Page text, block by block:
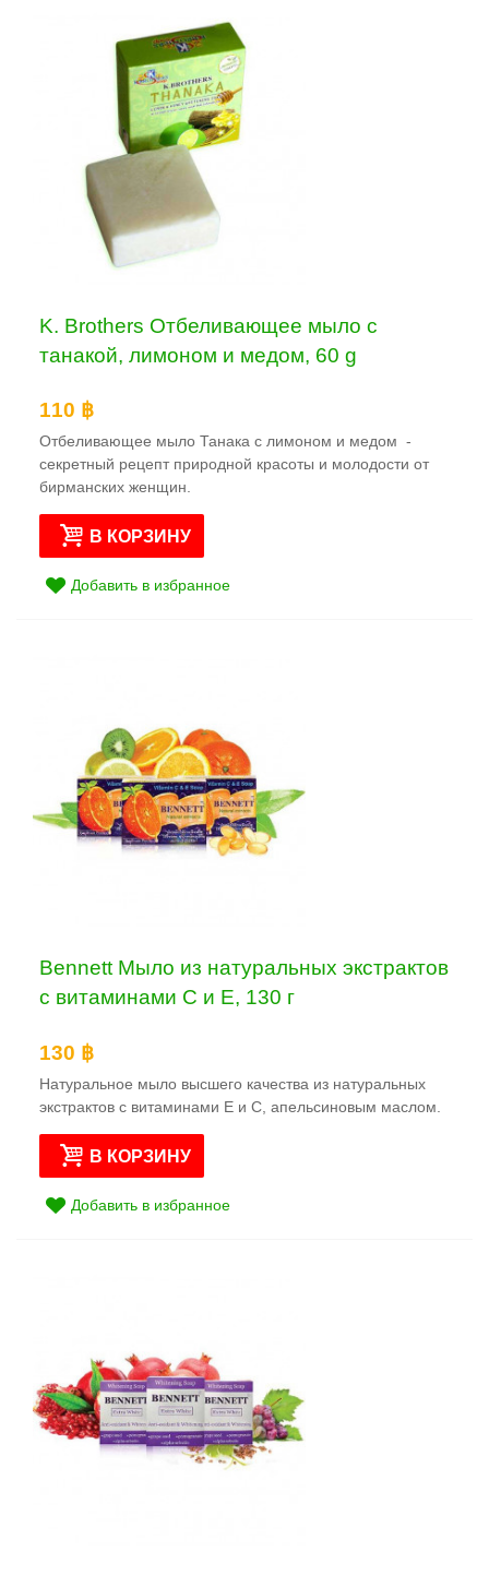
K. Brothers Отбеливающее мыло с
танакой, лимоном и медом, 60 g
110 ฿
Отбеливающее мыло Танака с лимоном и медом -
секретный рецепт природной красоты и молодости от
бирманских женщин.
В КОРЗИНУ
Добавить в избранное
Bennett Мыло из натуральных экстрактов
с витаминами C и E, 130 г
130 ฿
Натуральное мыло высшего качества из натуральных
экстрактов с витаминами Е и С, апельсиновым маслом.
В КОРЗИНУ
Добавить в избранное